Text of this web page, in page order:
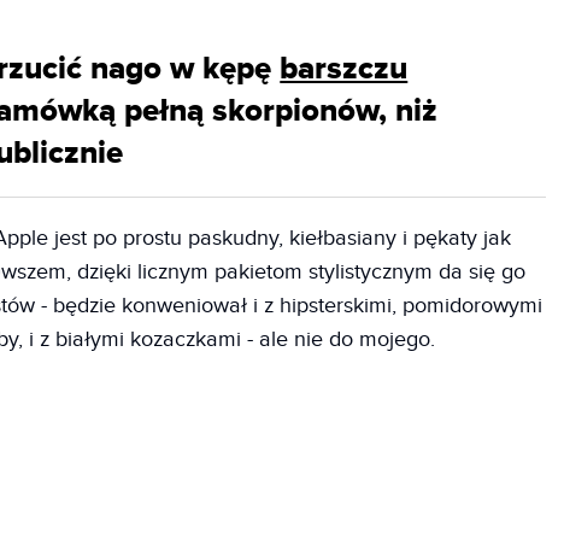
nago w kępę barszczu
pełną skorpionów, niż
jest po prostu paskudny, kiełbasiany i pękaty jak
dzięki licznym pakietom stylistycznym da się go
- będzie konweniował i z hipsterskimi, pomidorowymi
i z białymi kozaczkami - ale nie do mojego.